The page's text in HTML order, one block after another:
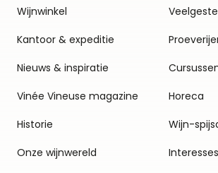
Wijnwinkel
Kantoor & expeditie
Nieuws & inspiratie
Vinée Vineuse magazine
Historie
Onze wijnwereld
Horeca
Wijn-
Interesses